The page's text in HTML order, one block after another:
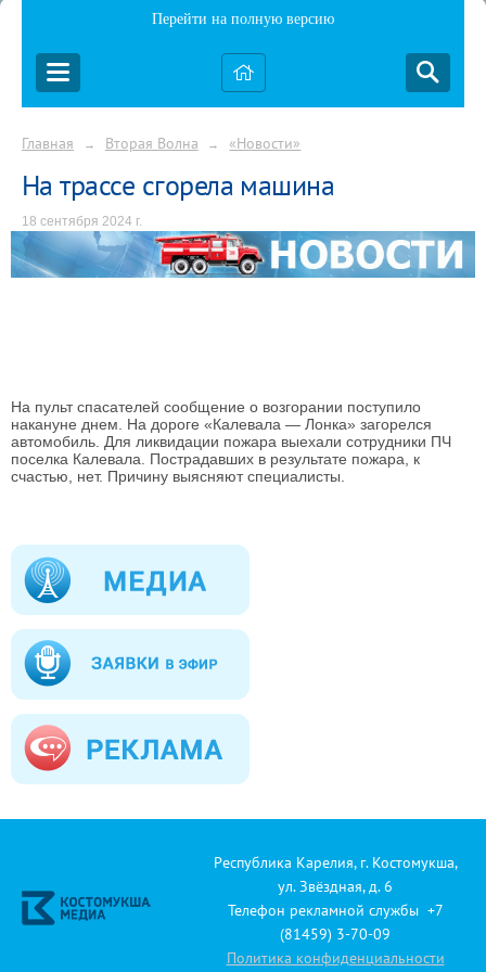
Перейти на полную версию
Главная → Вторая Волна → «Новости»
На трассе сгорела машина
18 сентября 2024 г.
На пульт спасателей сообщение о возгорании поступило
накануне днем. На дороге «Калевала — Лонка» загорелся
автомобиль. Для ликвидации пожара выехали сотрудники ПЧ
поселка Калевала. Пострадавших в результате пожара, к
счастью, нет. Причину выясняют специалисты.
Республика Карелия, г. Костомукша,
ул. Звёздная, д. 6
Телефон рекламной службы +7
(81459) 3-70-09
Политика конфиденциальности